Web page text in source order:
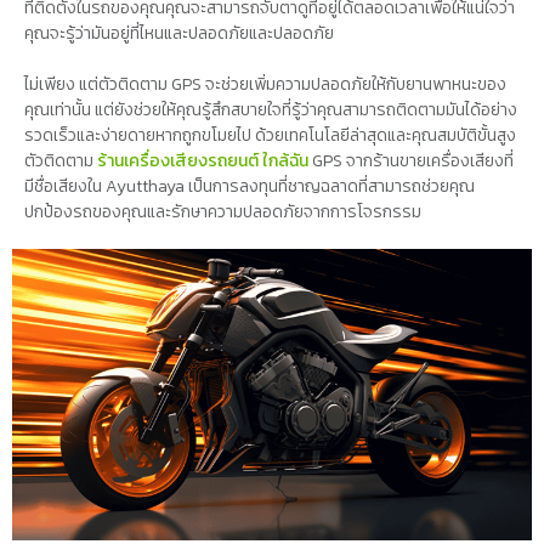
ที่ติดตั้งในรถของคุณคุณจะสามารถจับตาดูที่อยู่ได้ตลอดเวลาเพื่อให้แน่ใจว่า
คุณจะรู้ว่ามันอยู่ที่ไหนและปลอดภัยและปลอดภัย
ไม่เพียง แต่ตัวติดตาม GPS จะช่วยเพิ่มความปลอดภัยให้กับยานพาหนะของ
คุณเท่านั้น แต่ยังช่วยให้คุณรู้สึกสบายใจที่รู้ว่าคุณสามารถติดตามมันได้อย่าง
รวดเร็วและง่ายดายหากถูกขโมยไป ด้วยเทคโนโลยีล่าสุดและคุณสมบัติขั้นสูง
ตัวติดตาม ร้านเครื่องเสียงรถยนต์ ใกล้ฉันGPS จากร้านขายเครื่องเสียงที่
มีชื่อเสียงใน Ayutthaya เป็นการลงทุนที่ชาญฉลาดที่สามารถช่วยคุณ
ปกป้องรถของคุณและรักษาความปลอดภัยจากการโจรกรรม